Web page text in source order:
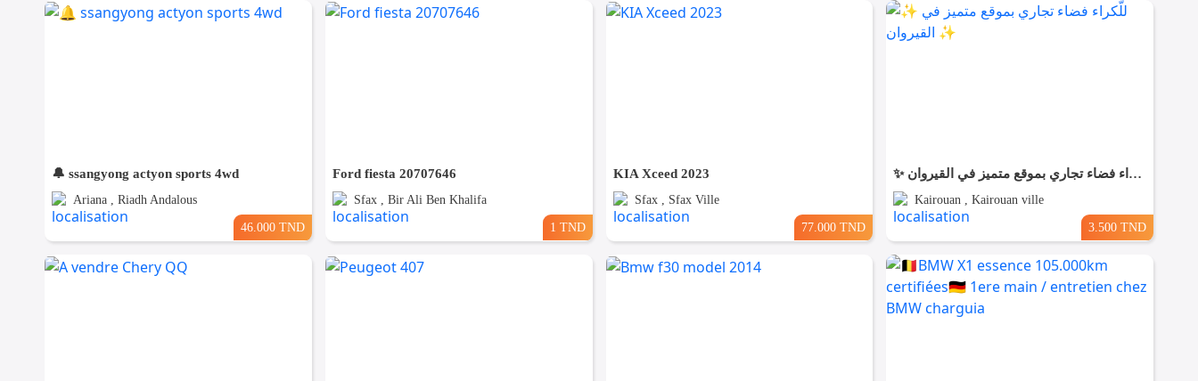
🔔 ssangyong actyon sports 4wd
Ariana , Riadh Andalous
46.000 TND
Ford fiesta 20707646
Sfax , Bir Ali Ben Khalifa
1 TND
KIA Xceed 2023
Sfax , Sfax Ville
77.000 TND
✨ للّكراء فضاء تجاري بموقع متميز في القيروان ✨
Kairouan , Kairouan ville
3.500 TND